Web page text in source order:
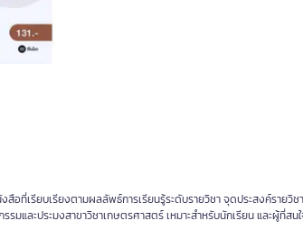
ที่เรียบเรียงตามผลลัพธ์การเรียนรู้ระดับรายวิชา จุดประสงค์รายวิ
มและประมงสาขาวิชาเกษตรศาสตร์ เหมาะสำหรับนักเรียน และผู้ที่สน